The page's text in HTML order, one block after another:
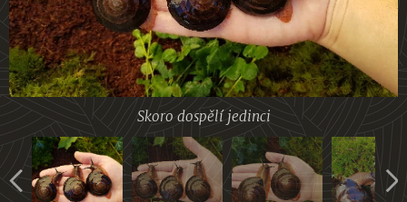
Skoro dospělí jedinci
Skoro dospělí jedinci
Dospělci